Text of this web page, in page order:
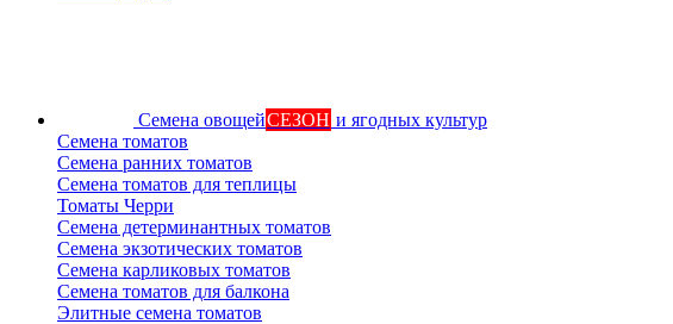
Семена овощейСЕЗОН и ягодных культур
Семена томатов
Семена ранних томатов
Семена томатов для теплицы
Томаты Черри
Семена детерминантных томатов
Семена экзотических томатов
Семена карликовых томатов
Семена томатов для балкона
Элитные семена томатов